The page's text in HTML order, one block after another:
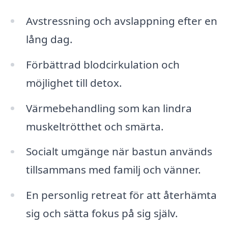
Avstressning och avslappning efter en
lång dag.
Förbättrad blodcirkulation och
möjlighet till detox.
Värmebehandling som kan lindra
muskeltrötthet och smärta.
Socialt umgänge när bastun används
tillsammans med familj och vänner.
En personlig retreat för att återhämta
sig och sätta fokus på sig själv.